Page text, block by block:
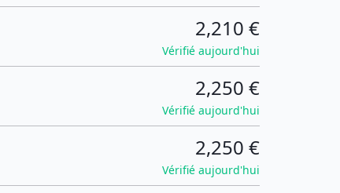
2,210 €
Vérifié aujourd'hui
2,250 €
Vérifié aujourd'hui
2,250 €
Vérifié aujourd'hui